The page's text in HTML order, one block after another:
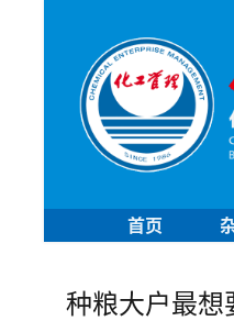
首页
种粮大户最想